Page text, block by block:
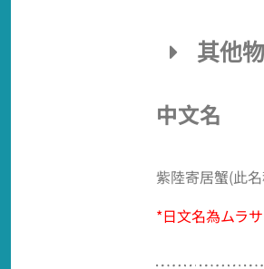
其他
中文名
紫陸寄居蟹(此
*日文名為ムラ